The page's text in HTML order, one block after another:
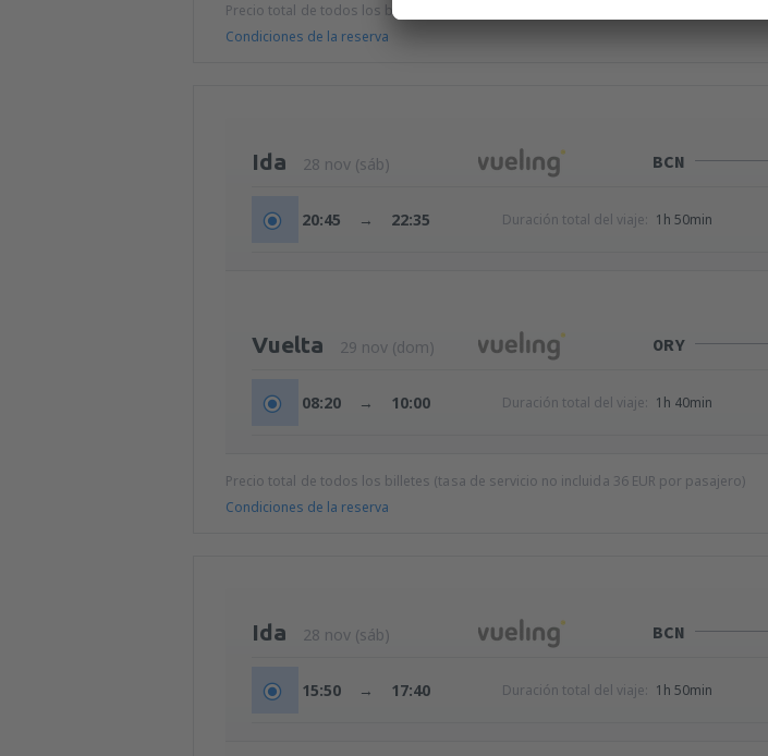
Precio total de todos los billetes (tasa de servicio no incluida
Condiciones de la reserva
Ida 28 nov (sáb) BCN
20:45 → 22:35 Duración total del viaje: 1h 50min
Vuelta 29 nov (dom) ORY
08:20 → 10:00 Duración total del viaje: 1h 40min
Precio total de todos los billetes (tasa de servicio no incluida 36 EUR por pasajero)
Condiciones de la reserva
Ida 28 nov (sáb) BCN
15:50 → 17:40 Duración total del viaje: 1h 50min